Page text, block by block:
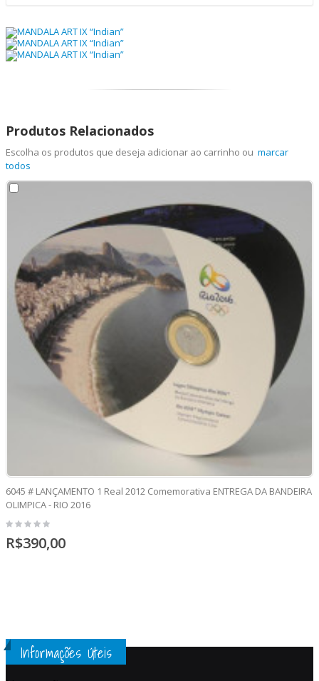
Produtos Relacionados
Escolha os produtos que deseja adicionar ao carrinho ou marcar
todos
6045 # LANÇAMENTO 1 Real 2012 Comemorativa ENTREGA DA BANDEIRA
OLIMPICA - RIO 2016
R$390,00
Informações Úteis